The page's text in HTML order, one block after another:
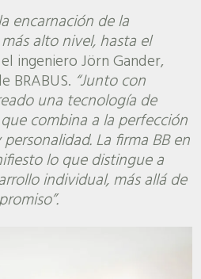
encarnación de la
alto nivel, hasta el
ingeniero Jörn Gander,
BRABUS. “Junto con
una tecnología de
combina a la perfección
La firma BB en
lo que distingue a
individual, más allá de